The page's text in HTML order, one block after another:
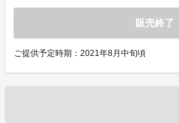
販売終了
ご提供予定時期：2021年8月中旬頃